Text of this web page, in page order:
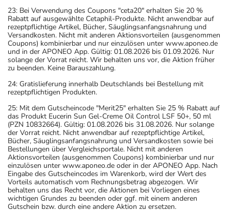
23: Bei Verwendung des Coupons "ceta20" erhalten Sie 20 %
Rabatt auf ausgewählte Cetaphil-Produkte. Nicht anwendbar auf
rezeptpflichtige Artikel, Bücher, Säuglingsanfangsnahrung und
Versandkosten. Nicht mit anderen Aktionsvorteilen (ausgenommen
Coupons) kombinierbar und nur einzulösen unter www.aponeo.de
und in der APONEO App. Gültig: 01.08.2026 bis 01.09.2026. Nur
solange der Vorrat reicht. Wir behalten uns vor, die Aktion früher
zu beenden. Keine Barauszahlung.
24: Gratislieferung innerhalb Deutschlands bei Bestellung mit
rezeptpflichtigen Produkten.
25: Mit dem Gutscheincode "Merit25" erhalten Sie 25 % Rabatt auf
das Produkt Eucerin Sun Gel-Creme Oil Control LSF 50+, 50 ml
(PZN 10832664). Gültig: 01.08.2026 bis 31.08.2026. Nur solange
der Vorrat reicht. Nicht anwendbar auf rezeptpflichtige Artikel,
Bücher, Säuglingsanfangsnahrung und Versandkosten sowie bei
Bestellungen über Vergleichsportale. Nicht mit anderen
Aktionsvorteilen (ausgenommen Coupons) kombinierbar und nur
einzulösen unter www.aponeo.de oder in der APONEO App. Nach
Eingabe des Gutscheincodes im Warenkorb, wird der Wert des
Vorteils automatisch vom Rechnungsbetrag abgezogen. Wir
behalten uns das Recht vor, die Aktionen bei Vorliegen eines
wichtigen Grundes zu beenden oder ggf. mit einem anderen
Gutschein bzw. durch eine andere Aktion zu ersetzen.